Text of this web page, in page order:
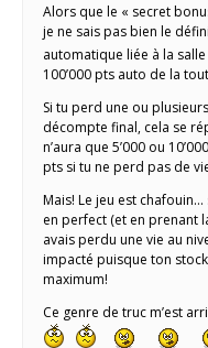
Alors que le « secret
je ne sais pas bien le
automatique liée à la
100’000 pts auto de la
Si tu perd une ou
décompte final, cela se
n’aura que 5’000 ou
pts si tu ne perd pas de
Mais! Le jeu est
en perfect (et en prenant
avais perdu une vie au
impacté puisque ton
maximum!
Ce genre de truc m’est